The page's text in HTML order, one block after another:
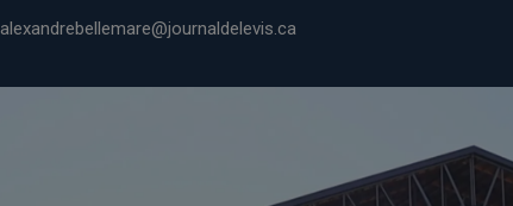
alexandrebellemare@journaldelevis.ca